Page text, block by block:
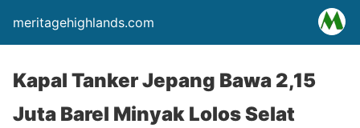
meritagehighlands.com
Kapal Tanker Jepang Bawa 2,15
Juta Barel Minyak Lolos Selat